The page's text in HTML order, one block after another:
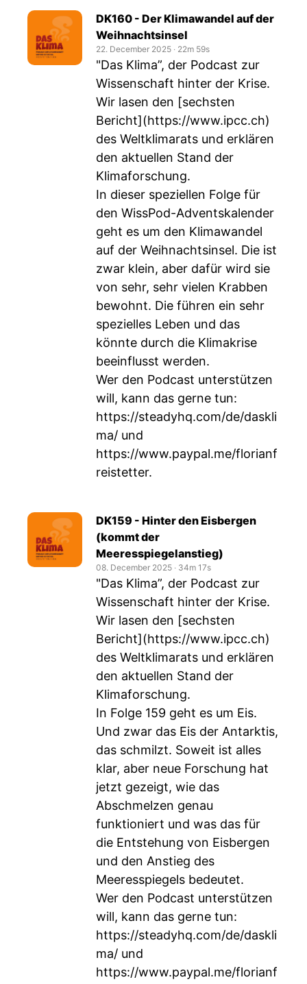
DK160 - Der Klimawandel auf der
Weihnachtsinsel
22. December 2025 ‧ 22m 59s
"Das Klima”, der Podcast zur
Wissenschaft hinter der Krise.
Wir lasen den [sechsten
Bericht](https://www.ipcc.ch)
des Weltklimarats und erklären
den aktuellen Stand der
Klimaforschung.
In dieser speziellen Folge für
den WissPod-Adventskalender
geht es um den Klimawandel
auf der Weihnachtsinsel. Die ist
zwar klein, aber dafür wird sie
von sehr, sehr vielen Krabben
bewohnt. Die führen ein sehr
spezielles Leben und das
könnte durch die Klimakrise
beeinflusst werden.
Wer den Podcast unterstützen
will, kann das gerne tun:
https://steadyhq.com/de/daskli
ma/ und
https://www.paypal.me/florianf
reistetter.
DK159 - Hinter den Eisbergen
(kommt der
Meeresspiegelanstieg)
08. December 2025 ‧ 34m 17s
"Das Klima”, der Podcast zur
Wissenschaft hinter der Krise.
Wir lasen den [sechsten
Bericht](https://www.ipcc.ch)
des Weltklimarats und erklären
den aktuellen Stand der
Klimaforschung.
In Folge 159 geht es um Eis.
Und zwar das Eis der Antarktis,
das schmilzt. Soweit ist alles
klar, aber neue Forschung hat
jetzt gezeigt, wie das
Abschmelzen genau
funktioniert und was das für
die Entstehung von Eisbergen
und den Anstieg des
Meeresspiegels bedeutet.
Wer den Podcast unterstützen
will, kann das gerne tun:
https://steadyhq.com/de/daskli
ma/ und
https://www.paypal.me/florianf